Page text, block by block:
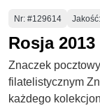
Numer
Nr: #129614
Rosja
Znaczek
filatelistycznym
każdego